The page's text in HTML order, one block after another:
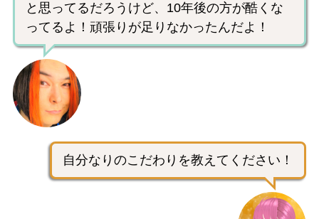
と思ってるだろうけど、10年後の方が酷くな
ってるよ！頑張りが足りなかったんだよ！
自分なりのこだわりを教えてください！